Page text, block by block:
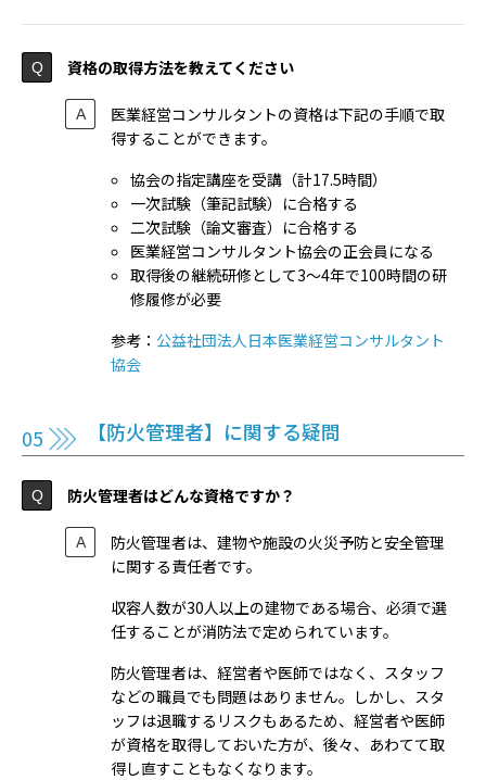
資格の取得方法を教えてください
医業経営コンサルタントの資格は下記の手順で取
得することができます。
協会の指定講座を受講（計17.5時間）
一次試験（筆記試験）に合格する
二次試験（論文審査）に合格する
医業経営コンサルタント協会の正会員になる
取得後の継続研修として3〜4年で100時間の研
修履修が必要
参考： 公益社団法人日本医業経営コンサルタント
協会
【防火管理者】に関する疑問
防火管理者はどんな資格ですか？
防火管理者は、建物や施設の火災予防と安全管理
に関する責任者です。
収容人数が30人以上の建物である場合、必須で選
任することが消防法で定められています。
防火管理者は、経営者や医師ではなく、スタッフ
などの職員でも問題はありません。しかし、スタ
ッフは退職するリスクもあるため、経営者や医師
が資格を取得しておいた方が、後々、あわてて取
得し直すこともなくなります。